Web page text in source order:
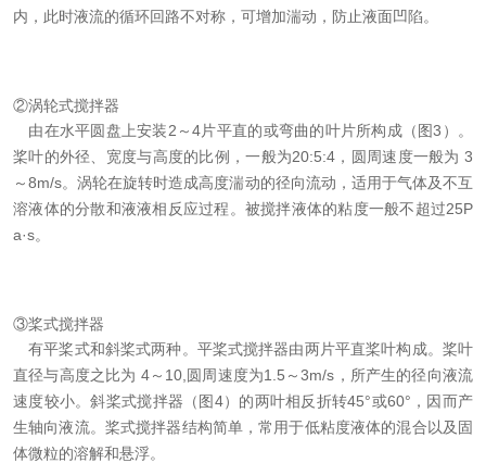
内，此时液流的循环回路不对称，可增加湍动，防止液面凹陷。
②涡轮式搅拌器
由在水平圆盘上安装2～4片平直的或弯曲的叶片所构成（图3）。
桨叶的外径、宽度与高度的比例，一般为20:5:4，圆周速度一般为 3
～8m/s。涡轮在旋转时造成高度湍动的径向流动，适用于气体及不互
溶液体的分散和液液相反应过程。被搅拌液体的粘度一般不超过25P
a·s。
③桨式搅拌器
有平桨式和斜桨式两种。平桨式搅拌器由两片平直桨叶构成。桨叶
直径与高度之比为 4～10,圆周速度为1.5～3m/s，所产生的径向液流
速度较小。斜桨式搅拌器（图4）的两叶相反折转45°或60°，因而产
生轴向液流。桨式搅拌器结构简单，常用于低粘度液体的混合以及固
体微粒的溶解和悬浮。